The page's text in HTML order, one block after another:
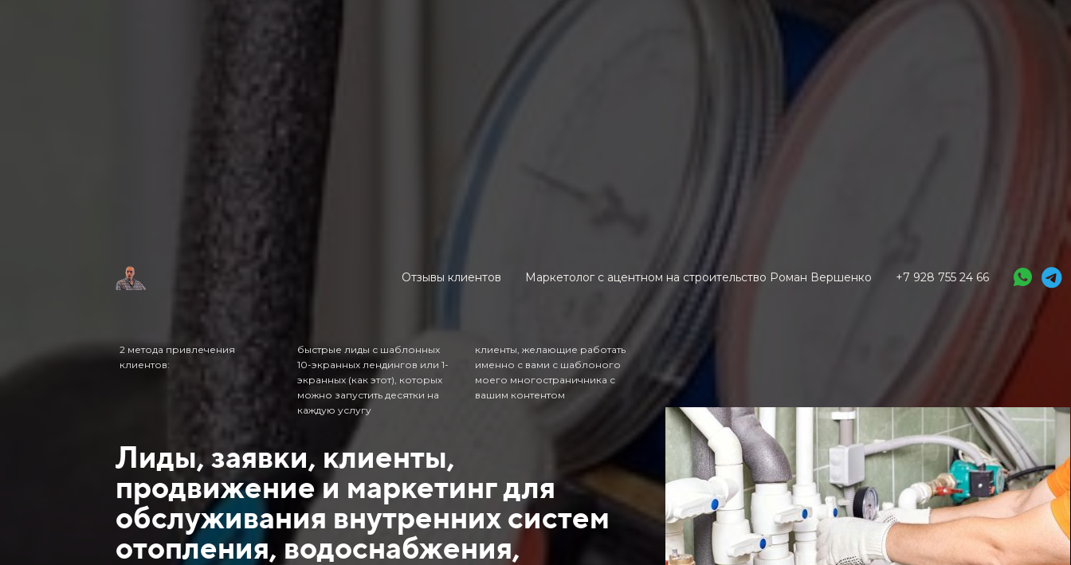
Отзывы клиентов Маркетолог с ацентном на строительство Роман Вершенко +7 928 755 24 66
2 метода привлечения
клиентов:
быстрые лиды с шаблонных
10-экранных лендингов или 1-
экранных (как этот), которых
можно запустить десятки на
каждую услугу
клиенты, желающие работать
именно с вами с шаблоного
моего многостраничника с
вашим контентом
Лиды, заявки, клиенты,
продвижение и маркетинг для
обслуживания внутренних систем
отопления, водоснабжения,